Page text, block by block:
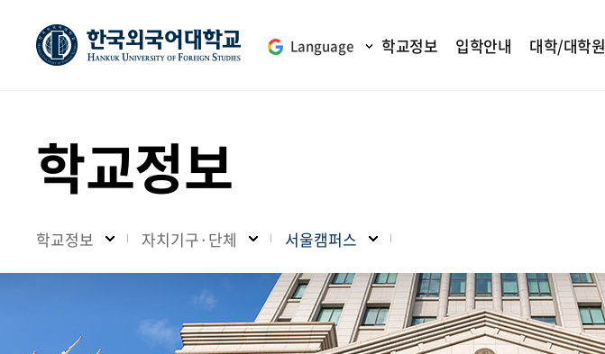
Language 학교정보 입학안내 대학/대학원
학교정보
학교정보 자치기구·단체 서울캠퍼스